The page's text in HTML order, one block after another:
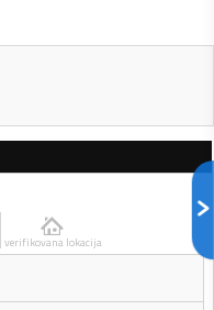
verifikovana lokacija